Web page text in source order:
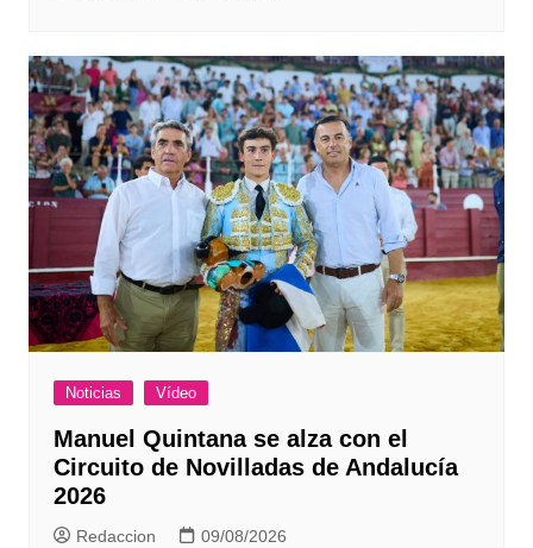
Noticias Vídeo
Manuel Quintana se alza con el
Circuito de Novilladas de Andalucía
2026
Redaccion 09/08/2026